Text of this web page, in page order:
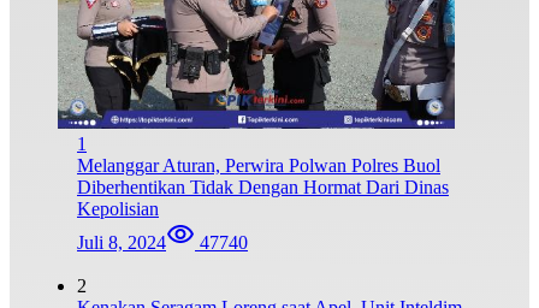
1
Melanggar Aturan, Perwira Polwan Polres Buol
Diberhentikan Tidak Dengan Hormat Dari Dinas
Kepolisian
Juli 8, 2024
47740
2